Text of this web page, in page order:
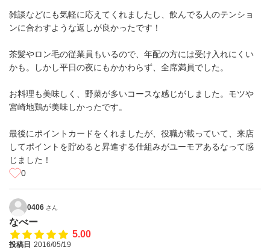
雑談などにも気軽に応えてくれましたし、飲んでる人のテンショ
ンに合わすような返しが良かったです！
茶髪やロン毛の従業員もいるので、年配の方には受け入れにくい
かも。しかし平日の夜にもかかわらず、全席満員でした。
お料理も美味しく、野菜が多いコースな感じがしました。モツや
宮崎地鶏が美味しかったです。
最後にポイントカードをくれましたが、役職が載っていて、来店
してポイントを貯めると昇進する仕組みがユーモアあるなって感
じました！
0
0406 さん
なべー
5.00
投稿日 2016/05/19